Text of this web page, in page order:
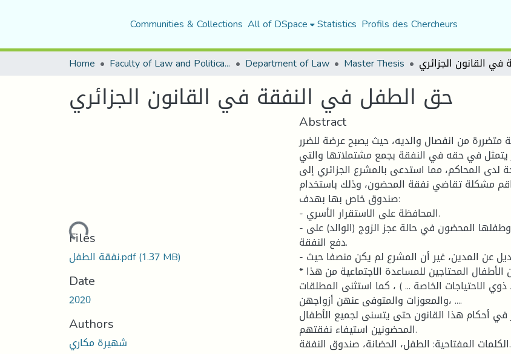
Communities & Collections All of DSpace Statistics Profils des Chercheurs
Home Faculty of Law and Political Science Department of Law Master Thesis
حق الطفل في النفقة في القانون الجزائري
Loading...
Files
نفقة الطفل.pdf(1.37 MB)
Date
2020
Authors
شهيرة مكاري
Abstract
متضررة من انفصال والديه، حيث يصبح عرضة للضرر
يتمثل في حقه في النفقة بجمع مشتملاتها والتي
لدى المحاكم، مما استدعى بالمشرع الجزائري إلى
مشكلة تقاضي نفقة المحضون، وذلك باستخدام
صندوق خاص بها بهدف:
- المحافظة على الاستقرار الأسري.
- رفع الحرج على المطلقة وطفلها المحضون في حالة عجز الزوج (الوالد) على
دفع النفقة.
- صندوق النفقة يعتبر بديل عن المدين، غير أن المشرع لم يكن منصفا حيث:
* استثنى فئة كبيرة من الأطفال المحتاجين للمساعدة الاجتماعية من هذا
الاحتياجات الخاصة ... ) ، كما استثنى المطلقات
والمعوزات والمتوفى عنهن أزواجهن، ....
في أحكام هذا القانون حتى يتسنى لجميع الأطفال
المحضونين استيفاء نفقتهم.
الكلمات المفتاحية: الطفل، الحضانة، صندوق النفقة.